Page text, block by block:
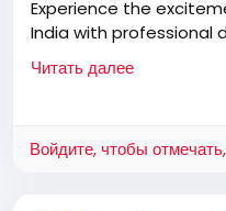
Experience the
India with professional
time. Join Online
and enjoy a realistic
Читать далее
Войдите, чтобы